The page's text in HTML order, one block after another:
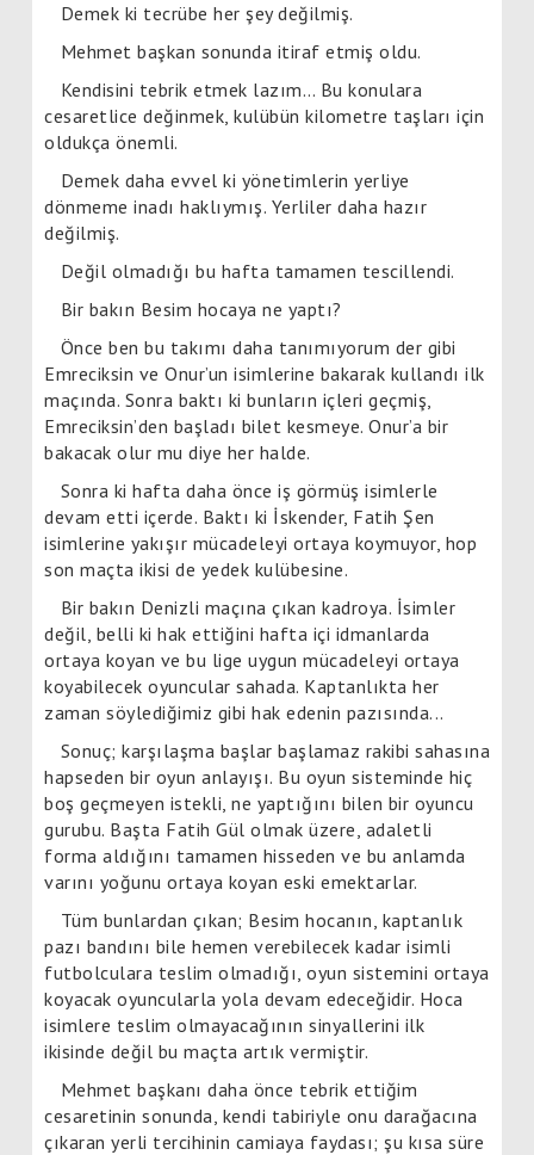
Demek ki tecrübe her şey değilmiş.
Mehmet başkan sonunda itiraf etmiş oldu.
Kendisini tebrik etmek lazım… Bu konulara
cesaretlice değinmek, kulübün kilometre taşları için
oldukça önemli.
Demek daha evvel ki yönetimlerin yerliye
dönmeme inadı haklıymış. Yerliler daha hazır
değilmiş.
Değil olmadığı bu hafta tamamen tescillendi.
Bir bakın Besim hocaya ne yaptı?
Önce ben bu takımı daha tanımıyorum der gibi
Emreciksin ve Onur’un isimlerine bakarak kullandı ilk
maçında. Sonra baktı ki bunların içleri geçmiş,
Emreciksin’den başladı bilet kesmeye. Onur’a bir
bakacak olur mu diye her halde.
Sonra ki hafta daha önce iş görmüş isimlerle
devam etti içerde. Baktı ki İskender, Fatih Şen
isimlerine yakışır mücadeleyi ortaya koymuyor, hop
son maçta ikisi de yedek kulübesine.
Bir bakın Denizli maçına çıkan kadroya. İsimler
değil, belli ki hak ettiğini hafta içi idmanlarda
ortaya koyan ve bu lige uygun mücadeleyi ortaya
koyabilecek oyuncular sahada. Kaptanlıkta her
zaman söylediğimiz gibi hak edenin pazısında...
Sonuç; karşılaşma başlar başlamaz rakibi sahasına
hapseden bir oyun anlayışı. Bu oyun sisteminde hiç
boş geçmeyen istekli, ne yaptığını bilen bir oyuncu
gurubu. Başta Fatih Gül olmak üzere, adaletli
forma aldığını tamamen hisseden ve bu anlamda
varını yoğunu ortaya koyan eski emektarlar.
Tüm bunlardan çıkan; Besim hocanın, kaptanlık
pazı bandını bile hemen verebilecek kadar isimli
futbolculara teslim olmadığı, oyun sistemini ortaya
koyacak oyuncularla yola devam edeceğidir. Hoca
isimlere teslim olmayacağının sinyallerini ilk
ikisinde değil bu maçta artık vermiştir.
Mehmet başkanı daha önce tebrik ettiğim
cesaretinin sonunda, kendi tabiriyle onu darağacına
çıkaran yerli tercihinin camiaya faydası; şu kısa süre